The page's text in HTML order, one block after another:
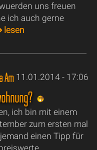
uns freuen
ich auch gerne
lesen
Am 11.01.2014 - 17:06
ich bin mit einem
zum ersten mal
einen Tipp für